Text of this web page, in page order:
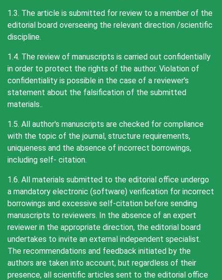
1.3. The article is submitted for review to a member of the
editorial board overseeing the relevant direction /scientific
discipline.
1.4. The review of manuscripts is carried out confidentially
in order to protect the rights of the author. Violation of
confidentiality is possible in the case of a reviewer's
statement about the falsification of the submitted
materials..
1.5. All author's manuscripts are checked for compliance
with the topic of the journal, structure requirements,
uniqueness and the absence of incorrect borrowings,
including self- citation.
1.6. All materials submitted to the editorial office undergo
a mandatory electronic (software) verification for incorrect
borrowings and excessive self-citation before sending
manuscripts to reviewers. In the absence of an expert
reviewer in the appropriate direction, the editorial board
undertakes to invite an external independent specialist.
The recommendations and feedback initiated by the
authors are taken into account, but regardless of their
presence, all scientific articles sent to the editorial office